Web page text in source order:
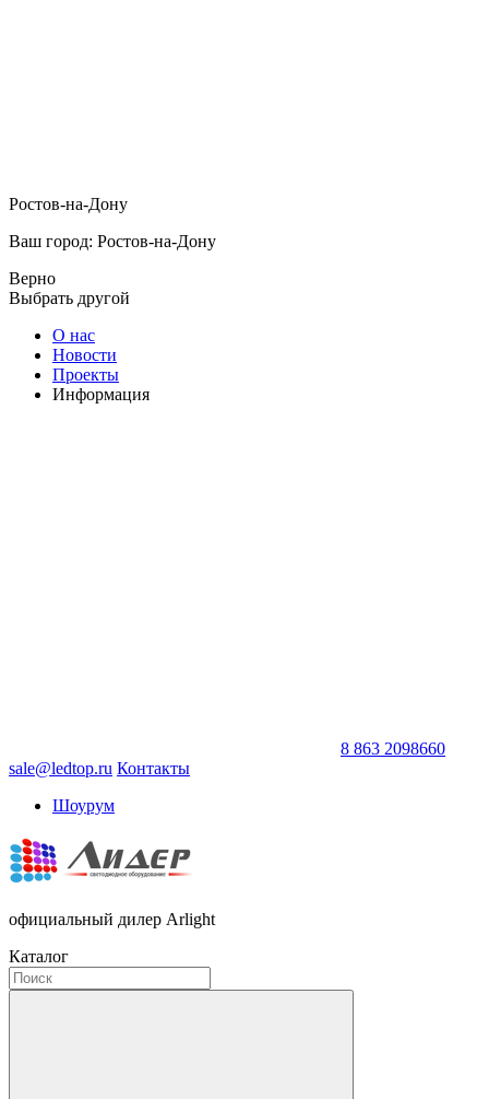
Ростов-на-Дону
Ваш город: Ростов-на-Дону
Верно
Выбрать другой
О нас
Новости
Проекты
Информация
8 863 2098660
sale@ledtop.ru Контакты
Шоурум
официальный дилер Arlight
Каталог